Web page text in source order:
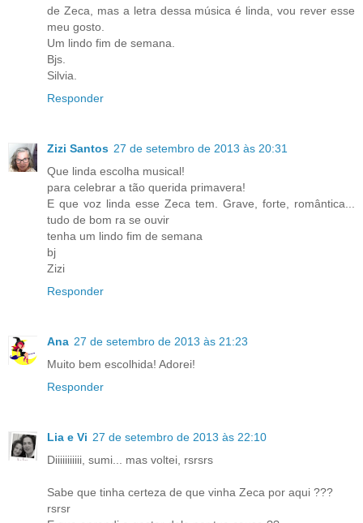
de Zeca, mas a letra dessa música é linda, vou rever esse
meu gosto.
Um lindo fim de semana.
Bjs.
Silvia.
Responder
Zizi Santos 27 de setembro de 2013 às 20:31
Que linda escolha musical!
para celebrar a tão querida primavera!
E que voz linda esse Zeca tem. Grave, forte, romântica...
tudo de bom ra se ouvir
tenha um lindo fim de semana
bj
Zizi
Responder
Ana 27 de setembro de 2013 às 21:23
Muito bem escolhida! Adorei!
Responder
Lia e Vi 27 de setembro de 2013 às 22:10
Diiiiiiiiiii, sumi... mas voltei, rsrsrs
Sabe que tinha certeza de que vinha Zeca por aqui ???
rsrsr